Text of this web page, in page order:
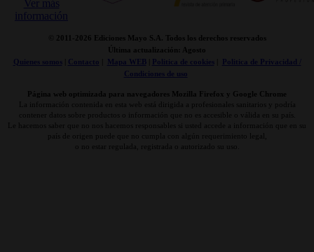
© 2011- 2026 Ediciones Mayo S.A. Todos los derechos reservados
Última actualización: Agosto
Quienes somos| Contacto Mapa WEB| Politica de cookies|
Politica de Privacidad /
Condiciones de uso
Página web optimizada para navegadores Mozilla Firefox y Google Chrome
La información contenida en esta web está dirigida a profesionales sanitarios y podría
contener datos sobre productos o información que no es accesible o válida en su país.
Le hacemos saber que no nos hacemos responsables si usted accede a información que en su
país de origen puede que no cumpla con algún requerimiento legal,
o no estar regulada, registrada o autorizado su uso.